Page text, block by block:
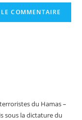
du Hamas –
sous la dictature du